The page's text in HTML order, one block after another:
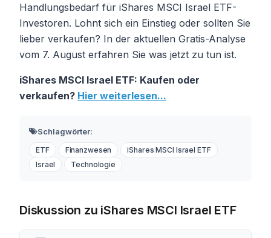
Handlungsbedarf für iShares MSCI Israel ETF-
Investoren. Lohnt sich ein Einstieg oder sollten Sie
lieber verkaufen? In der aktuellen Gratis-Analyse
vom 7. August erfahren Sie was jetzt zu tun ist.
iShares MSCI Israel ETF: Kaufen oder
verkaufen? Hier weiterlesen...
Schlagwörter:
ETF Finanzwesen
iShares MSCI Israel ETF
Israel
Technologie
Diskussion zu iShares MSCI Israel ETF